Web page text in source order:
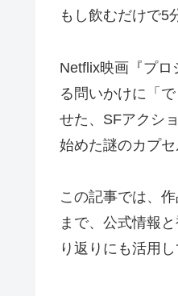
もし飲むだけで5
Netflix映画『プ
る問いかけに「
せた、SFアクシ
始めた謎のカプ
この記事では、
まで、公式情報
り返りにも活用